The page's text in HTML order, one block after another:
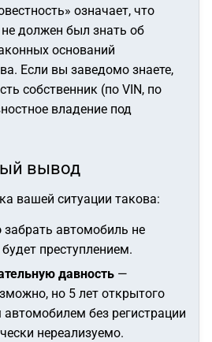
означает, что
должен был знать об
оснований
Если вы заведомо знаете,
собственник (по VIN, по
владение под
вывод
вашей ситуации такова:
забрать автомобиль не
преступлением.
давность —
но 5 лет открытого
без регистрации
нереализуемо.